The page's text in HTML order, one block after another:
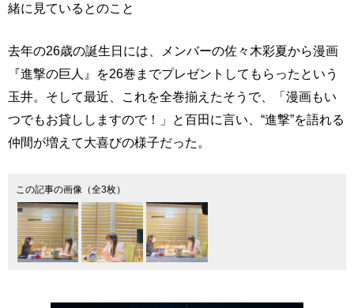
緒に見ているとのこと
去年の26歳の誕生日には、メンバーの佐々木彩夏から漫画
『進撃の巨人』を26巻までプレゼントしてもらったという
玉井。そして最近、これを全巻揃えたそうで、「漫画もい
つでもお貸ししますので！」と百田に言い、“進撃”を語れる
仲間が増えて大喜びの様子だった。
この記事の画像（全3枚）